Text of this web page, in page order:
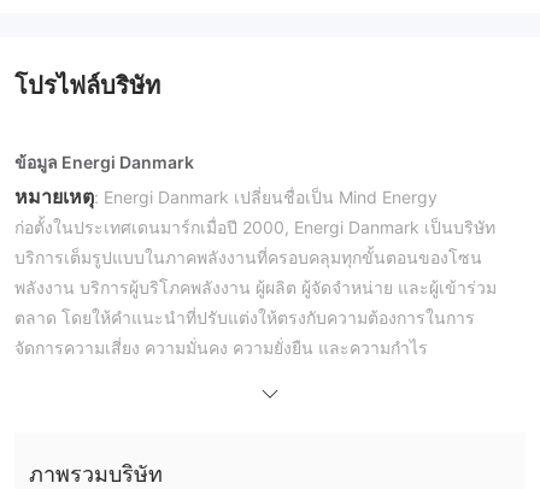
โปรไฟล์บริษัท
ข้อมูล Energi Danmark
หมายเหตุ: Energi Danmark เปลี่ยนชื่อเป็น Mind Energy
ก่อตั้งในประเทศเดนมาร์กเมื่อปี 2000, Energi Danmark เป็นบริษัท
บริการเต็มรูปแบบในภาคพลังงานที่ครอบคลุมทุกขั้นตอนของโซน
พลังงาน บริการผู้บริโภคพลังงาน ผู้ผลิต ผู้จัดจำหน่าย และผู้เข้าร่วม
ตลาด โดยให้คำแนะนำที่ปรับแต่งให้ตรงกับความต้องการในการ
จัดการความเสี่ยง ความมั่นคง ความยั่งยืน และความกำไร
การบริการ เช่น ขาดบัญชีสาธิต โครงสร้างค่าธรรมเนียมที่ชัดเจน
ภาพรวมบริษัท